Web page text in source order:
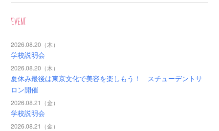
EVENT
2026.08.20（木）
学校説明会
2026.08.20（木）
夏休み最後は東京文化で美容を楽しもう！ スチューデントサ
ロン開催
2026.08.21（金）
学校説明会
2026.08.21（金）